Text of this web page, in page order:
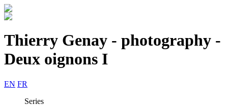
Thierry Genay - photography -
Deux oignons I
EN FR
Series